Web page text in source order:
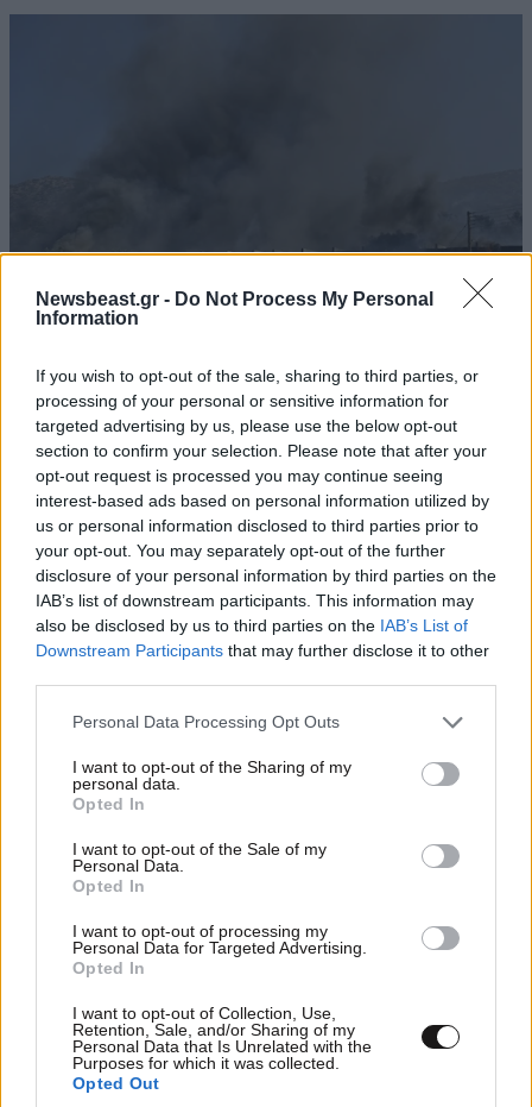
Newsbeast.gr - Do Not Process My Personal
Information
If you wish to opt-out of the sale, sharing to third parties, or
processing of your personal or sensitive information for
targeted advertising by us, please use the below opt-out
section to confirm your selection. Please note that after your
opt-out request is processed you may continue seeing
interest-based ads based on personal information utilized by
us or personal information disclosed to third parties prior to
your opt-out. You may separately opt-out of the further
disclosure of your personal information by third parties on the
IAB’s list of downstream participants. This information may
also be disclosed by us to third parties on the IAB’s List of
Downstream Participants that may further disclose it to other
Please note that this website/app uses one or more Google
not limited to your visit or usage behaviour. You may click to
grant or deny consent to Google and its third-party tags to
use your data for below specified purposes in below Google
consent section.
Personal Data Processing Opt Outs
I want to opt-out of the Sharing of my
personal data.
Opted In
I want to opt-out of the Sale of my
Personal Data.
Opted In
I want to opt-out of processing my
Personal Data for Targeted Advertising.
Opted In
I want to opt-out of Collection, Use,
Retention, Sale, and/or Sharing of my
Personal Data that Is Unrelated with the
Purposes for which it was collected.
Opted Out
Updated
7 λ. πριν
Ζημιές σε οικήματα από τη φωτιά στον
Κουβαρά Αττικής, κάηκε πτηνοτροφική μονάδα
– Οι φλόγες κατευθύνονται στο βουνό